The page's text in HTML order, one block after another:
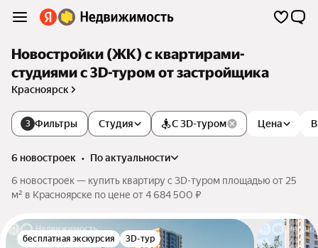
Новостройки (ЖК) с квартирами-
студиями c 3D-туром от застройщика
Красноярск
3 Фильтры Цена
Студия С 3D-туром
6 новостроек •
по актуальности
6 новостроек — купить квартиру c 3D-туром площадью от 25
м² в Красноярске по цене от 4 684 500 ₽
бесплатная экскурсия 3D-тур